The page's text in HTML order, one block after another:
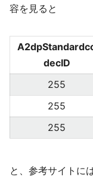
容を見ると
decID
255
255
255
と、参考サイトに